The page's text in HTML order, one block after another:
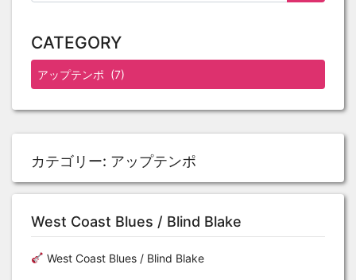
カテゴリー: アップテンポ
West Coast Blues / Blind Blake
West Coast Blues / Blind Blake
CATEGORY